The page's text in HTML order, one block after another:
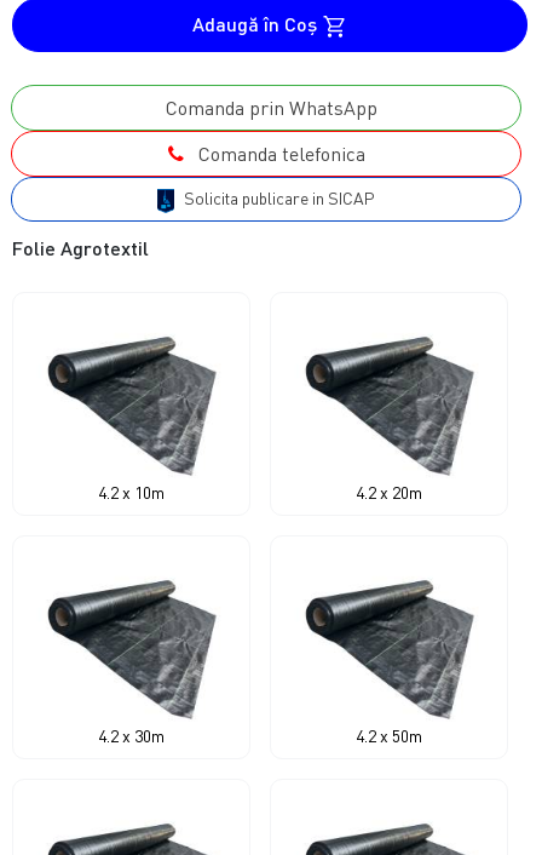
Adaugă în Coş
Comanda prin WhatsApp
Comanda telefonica
Solicita publicare in SICAP
Folie Agrotextil
4.2 x 10m 4.2 x 20m
4.2 x 30m 4.2 x 50m